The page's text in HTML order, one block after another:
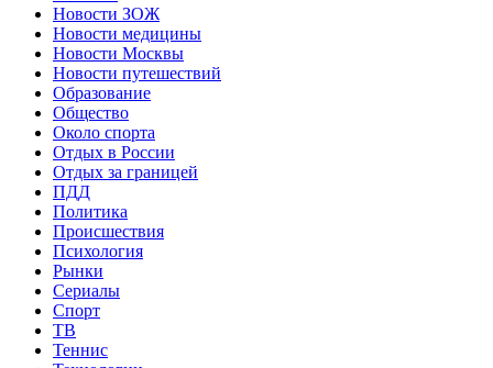
Новости ЗОЖ
Новости медицины
Новости Москвы
Новости путешествий
Образование
Общество
Около спорта
Отдых в России
Отдых за границей
ПДД
Политика
Происшествия
Психология
Рынки
Сериалы
Спорт
ТВ
Теннис